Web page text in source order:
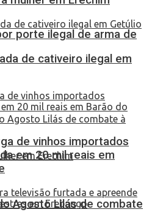
porte ilegal de arma de
Agosto Lilás de combate
de cativeiro ilegal em
de vinhos importados
em 20 mil reais em